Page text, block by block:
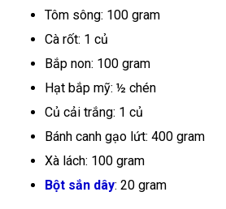
Tôm sông: 100 gram
Cà rốt: 1 củ
Bắp non: 100 gram
Hạt bắp mỹ: ½ chén
Củ cải trắng: 1 củ
Bánh canh gạo lứt: 400 gram
Xà lách: 100 gram
Bột sắn dây: 20 gram